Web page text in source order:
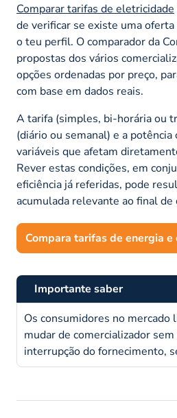
Comparar tarifas de eletricidade
de verificar se existe uma
o teu perfil. O comparador da
propostas dos vários
opções ordenadas por preço,
com base em dados reais.
A tarifa (simples, bi-horária ou
(diário ou semanal) e a potência
variáveis que afetam
Rever estas condições, em
eficiência já referidas, pode
acumulada relevante ao final de
Compara tarifas de energia e
Importante saber
Os consumidores no mercado
mudar de comercializador
interrupção do fornecimento,